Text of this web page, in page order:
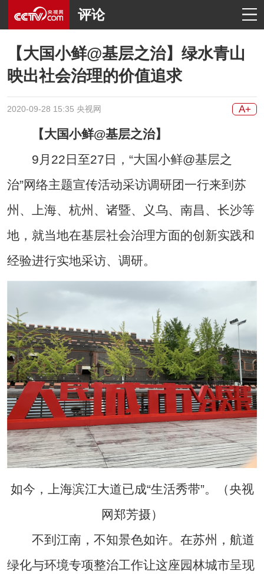
评论
【大国小鲜@基层之治】绿水青山
映出社会治理的价值追求
2020-09-28 15:35 央视网 A+
【大国小鲜@基层之治】
9月22日至27日，“大国小鲜@基层之
治”网络主题宣传活动采访调研团一行来到苏
州、上海、杭州、诸暨、义乌、南昌、长沙等
地，就当地在基层社会治理方面的创新实践和
经验进行实地采访、调研。
如今，上海滨江大道已成“生活秀带”。（央视
网郑芳摄）
不到江南，不知景色如许。在苏州，航道
绿化与环境专项整治工作让这座园林城市呈现